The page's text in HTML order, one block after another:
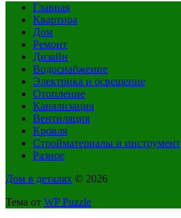
Главная
Квартира
Дом
Ремонт
Дизайн
Водоснабжение
Электрика и освещение
Отопление
Канализация
Вентиляция
Кровля
Стройматериалы и инструмент
Разное
Дом в деталях © 2026
Тема от WP Puzzle